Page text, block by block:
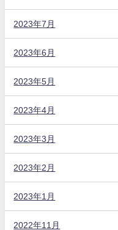
2023年7月
2023年6月
2023年5月
2023年4月
2023年3月
2023年2月
2023年1月
2022年11月